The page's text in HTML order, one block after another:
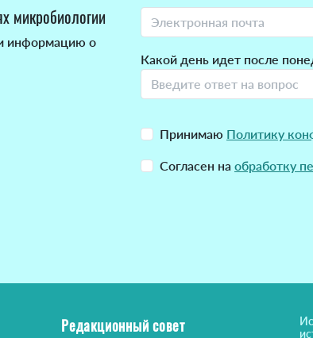
микробиологии
информацию о
Какой день идет после
Принимаю Политику
Согласен на обработку
Редакционный совет